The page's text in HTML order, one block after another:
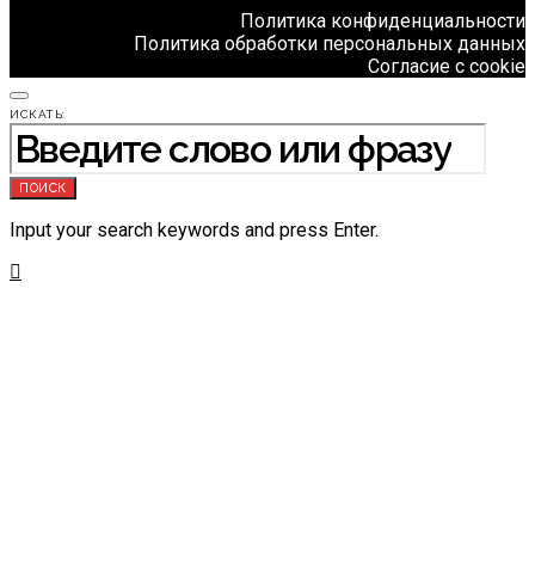
Политика конфиденциальности
Политика обработки персональных данных
Согласие с cookie
ИСКАТЬ:
ПОИСК
Input your search keywords and press Enter.